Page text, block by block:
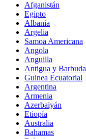
Afganistán
Egipto
Albania
Argelia
Samoa Americana
Angola
Anguilla
Antigua y Barbuda
Guinea Ecuatorial
Argentina
Armenia
Azerbaiyán
Etiopía
Australia
Bahamas